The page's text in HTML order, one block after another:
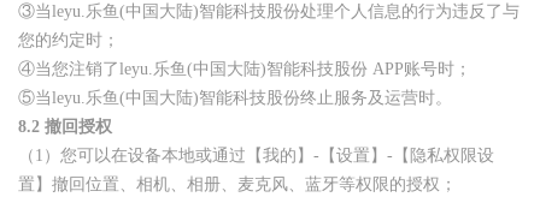
③当leyu.乐鱼(中国大陆)智能科技股份处理个人信息的行为违反了与
您的约定时；
④当您注销了leyu.乐鱼(中国大陆)智能科技股份 APP账号时；
⑤当leyu.乐鱼(中国大陆)智能科技股份终止服务及运营时。
8.2 撤回授权
（1）您可以在设备本地或通过【我的】-【设置】-【隐私权限设
置】撤回位置、相机、相册、麦克风、蓝牙等权限的授权；